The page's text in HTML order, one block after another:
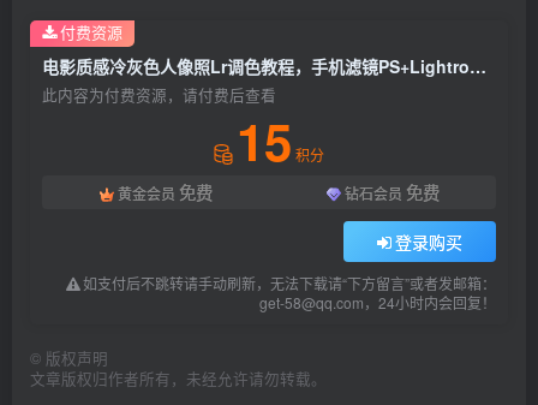
电影质感冷灰色人像照Lr调色教程，手机滤镜PS+Lightroom预设下载！
此内容为付费资源，请付费后查看
15 积分
黄金会员 免费 钻石会员 免费
登录购买
如支付后不跳转请手动刷新，无法下载请“下方留言”或者发邮箱：
get-58@qq.com，24小时内会回复！
付费资源
© 版权声明
文章版权归作者所有，未经允许请勿转载。